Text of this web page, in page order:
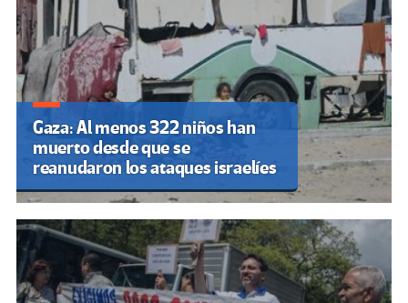
Gaza: Al menos 322 niños han
muerto desde que se
reanudaron los ataques israelíes